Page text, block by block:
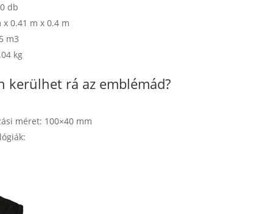
db
0.41 m x 0.4 m
m3
kg
kerülhet rá az emblémád?
méret: 100×40 mm